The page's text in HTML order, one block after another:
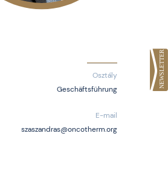
Osztály
Geschäftsführung
E-mail
szaszandras@oncotherm.org